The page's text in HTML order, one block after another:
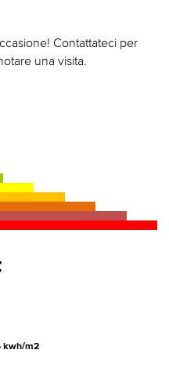
Contattateci per
una visita.
kwh/m2